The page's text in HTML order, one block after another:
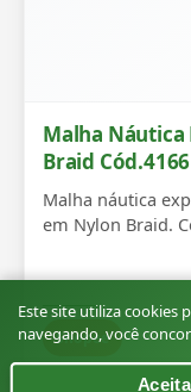
Malha
Braid Cód.4166
Malha náutica
em Nylon Braid.
Shopee
Este site utiliza cookies
navegando, você